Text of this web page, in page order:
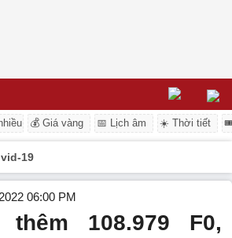
💰 Giá vàng 📅 Lịch âm ☀️ Thời tiết
19
06:00 PM
108.979 F0,